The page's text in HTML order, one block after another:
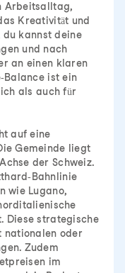
Arbeitsalltag,
Kreativität und
du kannst deine
und nach
an einen klaren
Balance ist ein
als auch für
auf eine
Gemeinde liegt
der Schweiz.
Bahnlinie
wie Lugano,
Diese strategische
nationalen oder
Zudem
im